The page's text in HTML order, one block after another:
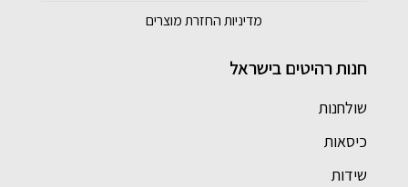
מדיניות החזרת מוצרים
חנות רהיטים בישראל
שולחנות
כיסאות
שידות